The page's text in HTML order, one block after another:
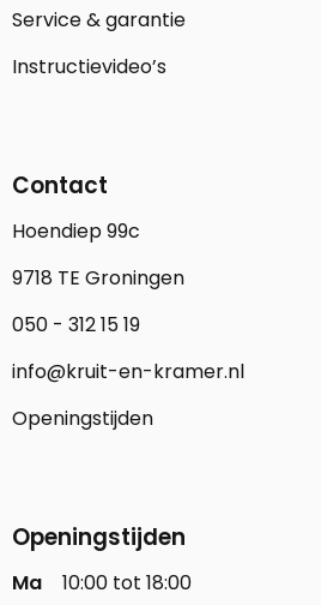
Service & garantie
Instructievideo’s
Contact
Hoendiep 99c
9718 TE Groningen
050 - 312 15 19
info@kruit-en-kramer.nl
Openingstijden
Openingstijden
Ma
10:00 tot 18:00